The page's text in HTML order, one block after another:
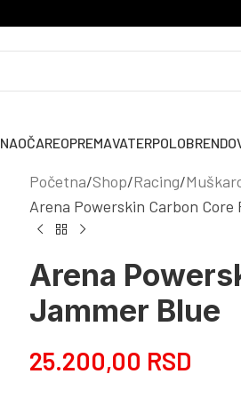
NAOČAREOPREMAVATERPOLO
Početna Shop Racing
Arena Powerskin Carbon Core
Arena
Jammer Blue
25.200,00 RSD